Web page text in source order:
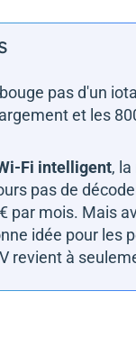
pas d'un
et les
Fi intelligent,
pas de
par mois. Mais
idée pour les
revient à